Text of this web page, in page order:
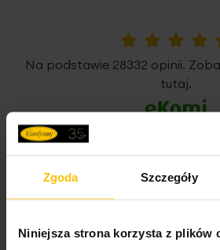
Zgoda Szczegóły
Niniejsza strona korzysta z plików
Na podstawie 28332 opinii.
tutaj.
100%
WSZYSTKO SPRAWNIE SZYBKA